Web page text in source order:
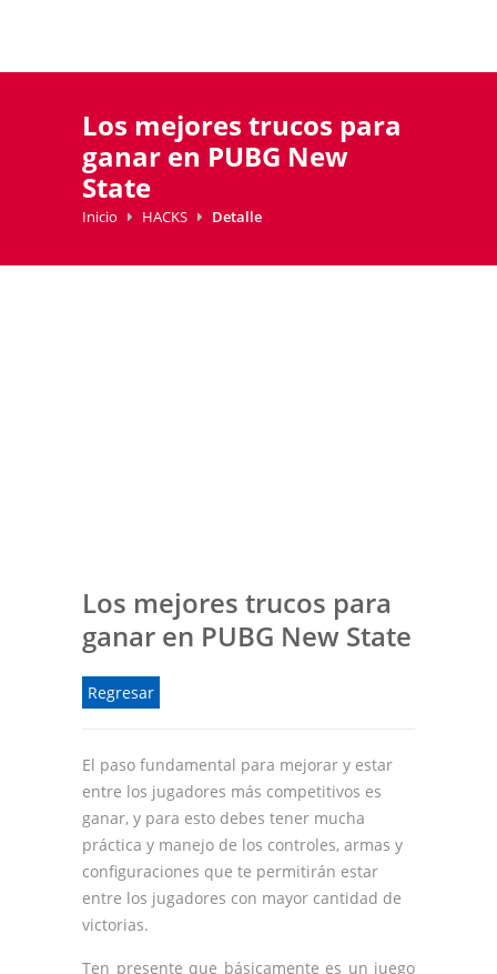
Los mejores trucos para
ganar en PUBG New
State
Inicio HACKS Detalle
Los mejores trucos para
ganar en PUBG New State
Regresar
El paso fundamental para mejorar y estar
entre los jugadores más competitivos es
ganar, y para esto debes tener mucha
práctica y manejo de los controles, armas y
configuraciones que te permitirán estar
entre los jugadores con mayor cantidad de
victorias.
Ten presente que básicamente es un juego